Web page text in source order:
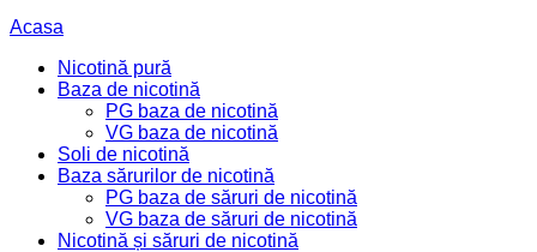
Acasa
Nicotină pură
Baza de nicotină
PG baza de nicotină
VG baza de nicotină
Soli de nicotină
Baza sărurilor de nicotină
PG baza de săruri de nicotină
VG baza de săruri de nicotină
Nicotină și săruri de nicotină